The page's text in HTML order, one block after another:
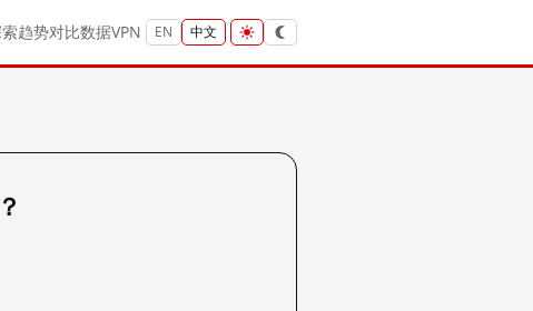
趋势对比数据VPN EN 中文